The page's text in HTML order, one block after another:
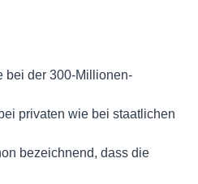
bei der 300-Millionen-
privaten wie bei staatlichen
bezeichnend, dass die